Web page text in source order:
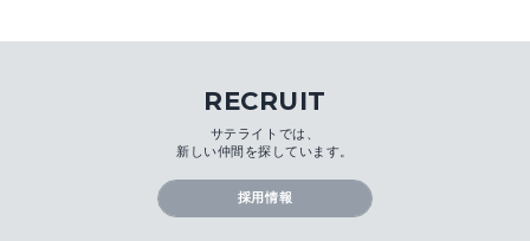
RECRUIT
サテライトでは、
新しい仲間を探しています。
採用情報